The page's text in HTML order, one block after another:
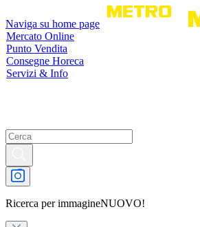
Naviga su home page
Mercato Online
Punto Vendita
Consegne Horeca
Servizi & Info
Ricerca per immagineNUOVO!